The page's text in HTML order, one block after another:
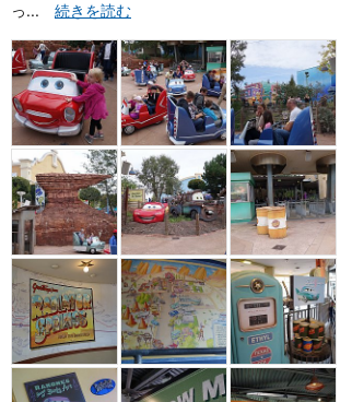
っ... 続きを読む